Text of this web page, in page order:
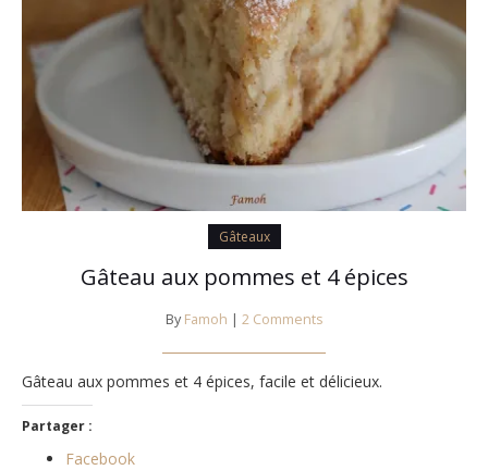
Gâteaux
Gâteau aux pommes et 4 épices
By Famoh | 2 Comments
Gâteau aux pommes et 4 épices, facile et délicieux.
Partager :
Facebook